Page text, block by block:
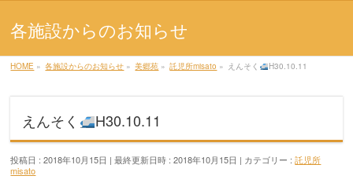
各施設からのお知らせ
HOME » 各施設からのお知らせ » 美郷苑 » 託児所misato » えんそく H30.10.11
えんそく H30.10.11
投稿日 : 2018年10月15日 最終更新日時 : 2018年10月15日 カテゴリー :託児所
misato